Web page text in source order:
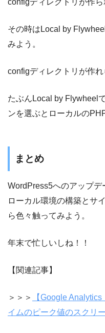
configディレクトリが作ら
その時はLocal by
みよう。
configディレクトリが作れ
たぶんLocal by Flywheel
ンを選ぶとローカルの
まとめ
WordPress5へのアップデ
ローカル環境の構築とサ
ら色々触ってみよう。
年末で忙しいしね！！
【関連記事】
＞＞＞
【Google
イムのピーク値のスクリ